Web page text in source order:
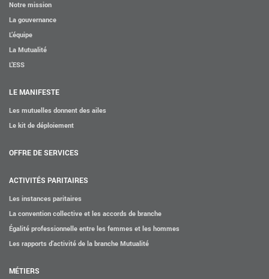
Notre mission
La gouvernance
L’équipe
La Mutualité
L’ESS
LE MANIFESTE
Les mutuelles donnent des ailes
Le kit de déploiement
OFFRE DE SERVICES
ACTIVITÉS PARITAIRES
Les instances paritaires
La convention collective et les accords de branche
Égalité professionnelle entre les femmes et les hommes
Les rapports d’activité de la branche Mutualité
MÉTIERS